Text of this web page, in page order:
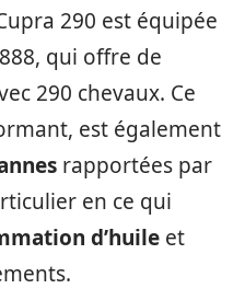
290 est équipée
qui offre de
290 chevaux. Ce
est également
rapportées par
en ce qui
d’huile et